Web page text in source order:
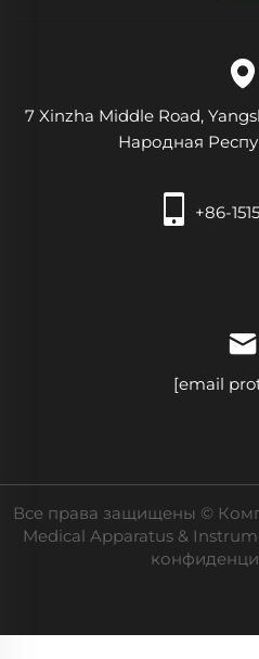
7 Xinzha Middle Road,
Народная
+86-
[email
Все права защищены ©
Medical Apparatus &